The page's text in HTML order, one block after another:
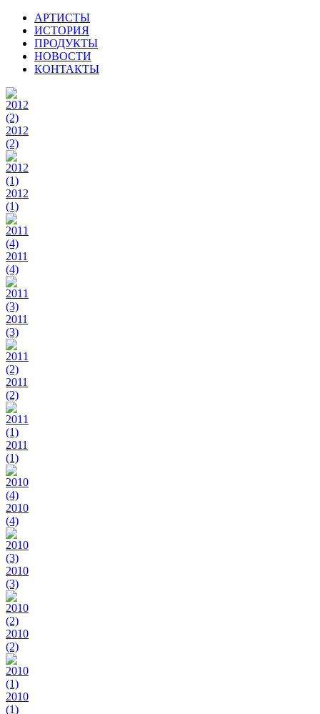
АРТИСТЫ
ИСТОРИЯ
ПРОДУКТЫ
НОВОСТИ
КОНТАКТЫ
2012
(2)
2012
(1)
2011
(4)
2011
(3)
2011
(2)
2011
(1)
2010
(4)
2010
(3)
2010
(2)
2010
(1)